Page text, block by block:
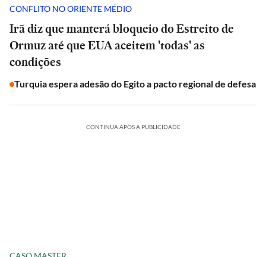
CONFLITO NO ORIENTE MÉDIO
Irã diz que manterá bloqueio do Estreito de
Ormuz até que EUA aceitem 'todas' as
condições
Turquia espera adesão do Egito a pacto regional de defesa
CONTINUA APÓS A PUBLICIDADE